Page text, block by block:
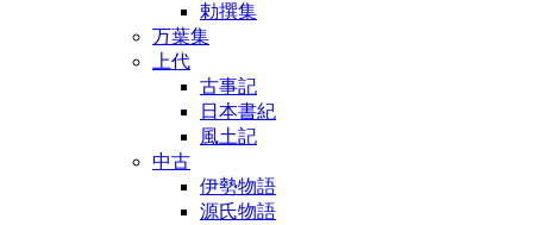
勅撰集
万葉集
上代
古事記
日本書紀
風土記
中古
伊勢物語
源氏物語